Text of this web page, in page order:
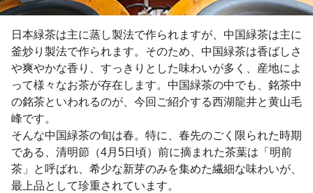
日本緑茶は主に蒸し製法で作られますが、中国緑茶は主に
釜炒り製法で作られます。そのため、中国緑茶は香ばしさ
や爽やかな香り、すっきりとした味わいが多く、産地によ
って様々なお茶が存在します。中国緑茶の中でも、銘茶中
の銘茶といわれるのが、今回ご紹介する西湖龍井と黄山毛
峰です。
そんな中国緑茶の旬は春。特に、春先のごく限られた時期
である、清明節（4月5日頃）前に摘まれた茶葉は「明前
茶」と呼ばれ、希少な新芽のみを集めた繊細な味わいが、
最上品として珍重されています。